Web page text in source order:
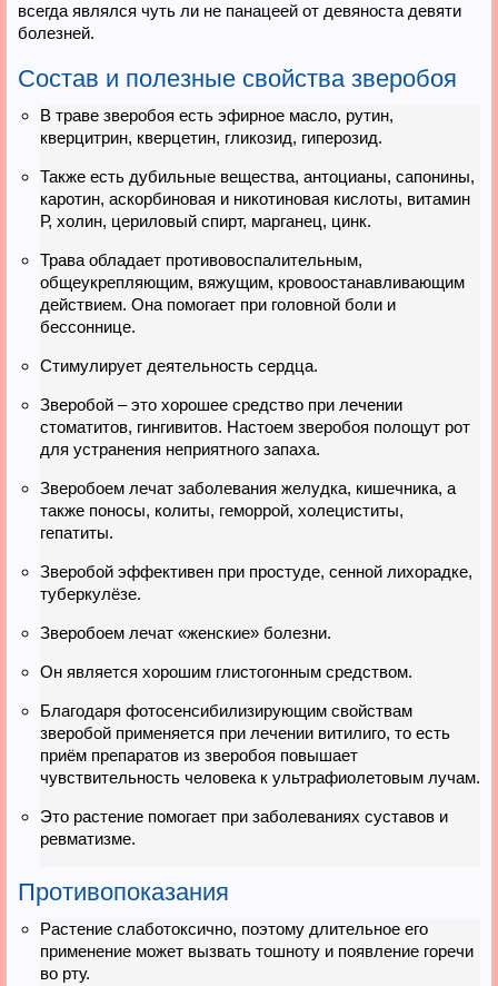
всегда являлся чуть ли не панацеей от девяноста девяти
болезней.
Состав и полезные свойства зверобоя
В траве зверобоя есть эфирное масло, рутин,
кверцитрин, кверцетин, гликозид, гиперозид.
Также есть дубильные вещества, антоцианы, сапонины,
каротин, аскорбиновая и никотиновая кислоты, витамин
Р, холин, цериловый спирт, марганец, цинк.
Трава обладает противовоспалительным,
общеукрепляющим, вяжущим, кровоостанавливающим
действием. Она помогает при головной боли и
бессоннице.
Стимулирует деятельность сердца.
Зверобой – это хорошее средство при лечении
стоматитов, гингивитов. Настоем зверобоя полощут рот
для устранения неприятного запаха.
Зверобоем лечат заболевания желудка, кишечника, а
также поносы, колиты, геморрой, холециститы,
гепатиты.
Зверобой эффективен при простуде, сенной лихорадке,
туберкулёзе.
Зверобоем лечат «женские» болезни.
Он является хорошим глистогонным средством.
Благодаря фотосенсибилизирующим свойствам
зверобой применяется при лечении витилиго, то есть
приём препаратов из зверобоя повышает
чувствительность человека к ультрафиолетовым лучам.
Это растение помогает при заболеваниях суставов и
ревматизме.
Противопоказания
Растение слаботоксично, поэтому длительное его
применение может вызвать тошноту и появление горечи
во рту.